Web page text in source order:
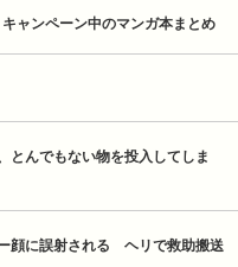
ャンペーン中のマンガ本まとめ
とんでもない物を投入してしま
顔に誤射される　ヘリで救助搬送